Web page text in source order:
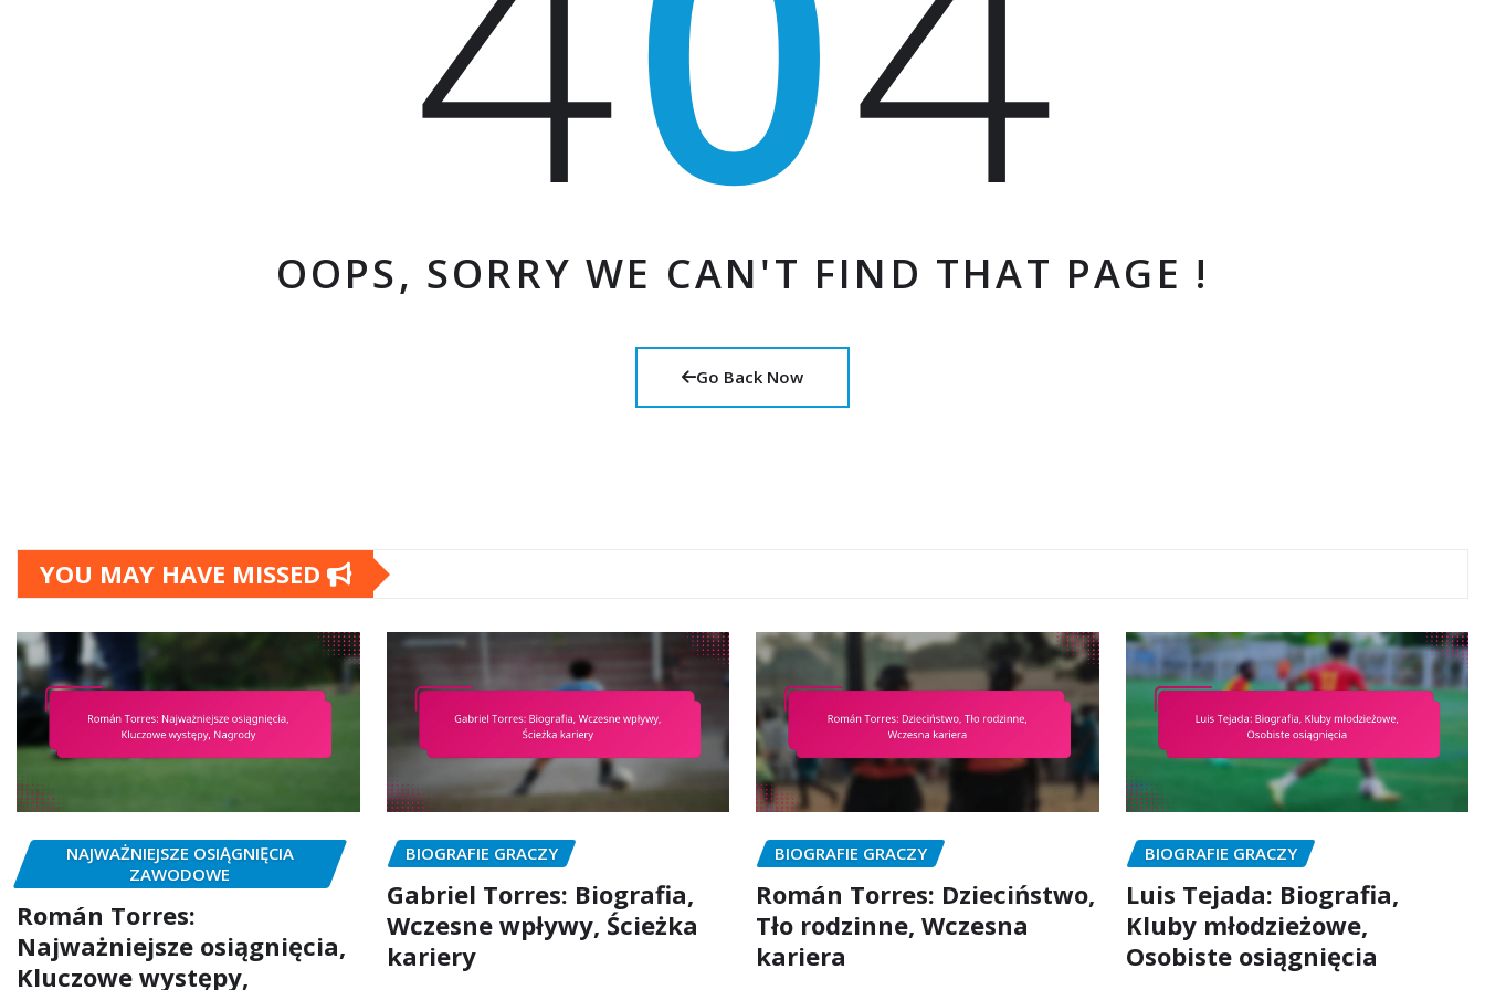
OOPS, SORRY WE CAN'T FIND THAT PAGE !
Go Back Now
YOU MAY HAVE MISSED
NAJWAŻNIEJSZE OSIĄGNIĘCIA
ZAWODOWE
Román Torres:
Najważniejsze osiągnięcia,
Kluczowe występy,
BIOGRAFIE GRACZY
Gabriel Torres: Biografia,
Wczesne wpływy, Ścieżka
kariery
BIOGRAFIE GRACZY
Román Torres: Dzieciństwo,
Tło rodzinne, Wczesna
kariera
BIOGRAFIE GRACZY
Luis Tejada: Biografia,
Kluby młodzieżowe,
Osobiste osiągnięcia